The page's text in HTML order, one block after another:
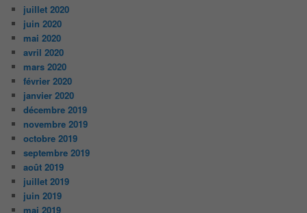
juillet 2020
juin 2020
mai 2020
avril 2020
mars 2020
février 2020
janvier 2020
décembre 2019
novembre 2019
octobre 2019
septembre 2019
août 2019
juillet 2019
juin 2019
mai 2019